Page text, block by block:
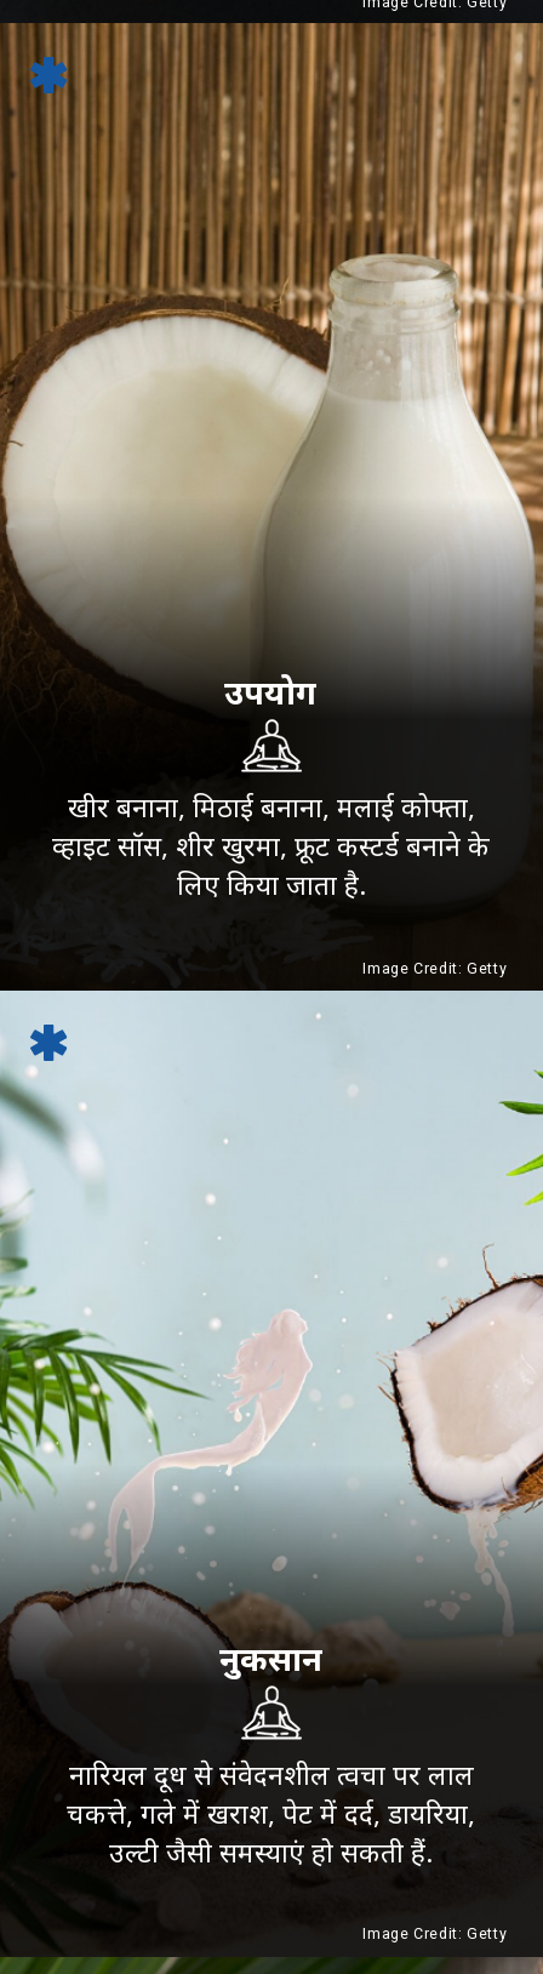
खीर बनाना, मिठाई बनाना, मलाई कोफ्ता,
व्हाइट सॉस, शीर खुरमा, फ्रूट कस्टर्ड बनाने के
लिए किया जाता है.
उपयोग
Image Credit: Getty
नारियल दूध से संवेदनशील त्वचा पर लाल
चकत्ते, गले में खराश, पेट में दर्द, डायरिया,
उल्टी जैसी समस्याएं हो सकती हैं.
नुकसान
Image Credit: Getty